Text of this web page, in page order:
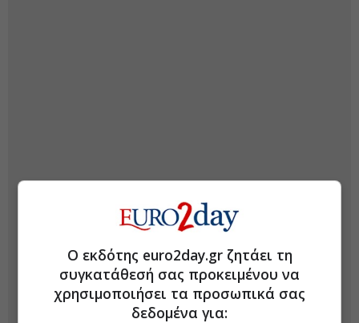
Ο εκδότης euro2day.gr ζητάει τη
συγκατάθεσή σας προκειμένου να
χρησιμοποιήσει τα προσωπικά σας
δεδομένα για: